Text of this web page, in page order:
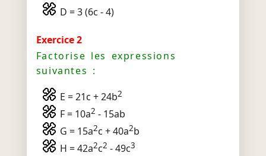
D = 3 (6c - 4)
Exercice 2
Factorise les expressions
suivantes :
E = 21c + 24b2
F = 10a2 - 15ab
G = 15a2c + 40a2b
H = 42a2c2 - 49c3